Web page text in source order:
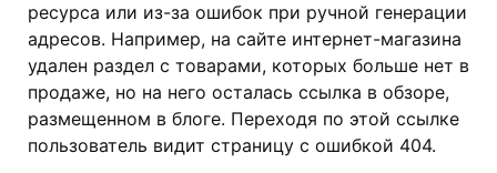
ресурса или из-за ошибок при ручной генерации
адресов. Например, на сайте интернет-магазина
удален раздел с товарами, которых больше нет в
продаже, но на него осталась ссылка в обзоре,
размещенном в блоге. Переходя по этой ссылке
пользователь видит страницу с ошибкой 404.